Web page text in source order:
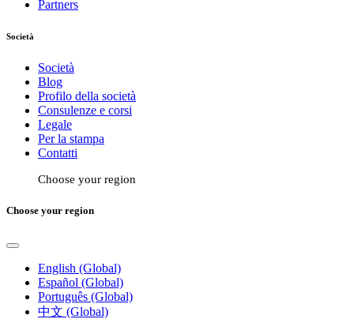
Partners
Società
Società
Blog
Profilo della società
Consulenze e corsi
Legale
Per la stampa
Contatti
Choose your region
Choose your region
English (Global)
Español (Global)
Português (Global)
中文 (Global)